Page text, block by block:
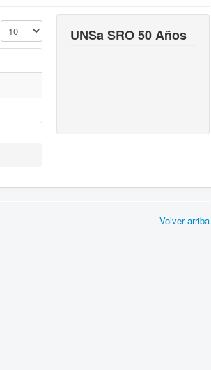
Cantidad a mostrarUNSa SRO 50 Años
Volver arriba